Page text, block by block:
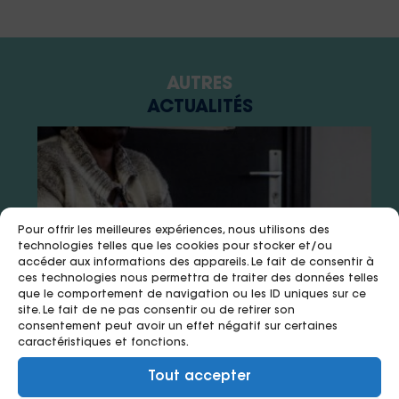
Pour offrir les meilleures expériences, nous utilisons des
technologies telles que les cookies pour stocker et/ou
accéder aux informations des appareils. Le fait de consentir à
ces technologies nous permettra de traiter des données telles
que le comportement de navigation ou les ID uniques sur ce
site. Le fait de ne pas consentir ou de retirer son
consentement peut avoir un effet négatif sur certaines
caractéristiques et fonctions.
Tout accepter
AUTRES
ACTUALITÉS
15 juillet 2026
8 juillet 2026
8 juillet 2026